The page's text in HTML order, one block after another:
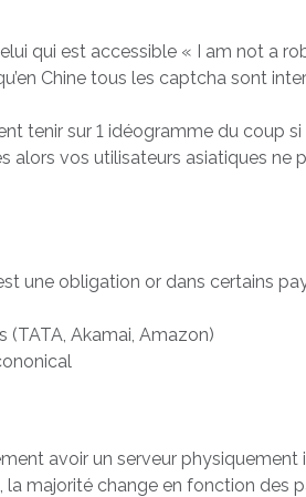
qui est accessible « I am not a
Chine tous les captcha sont
tenir sur 1 idéogramme du coup
alors vos utilisateurs asiatiques ne
une obligation or dans certains
(TATA, Akamai, Amazon)
avoir un serveur physiquement
majorité change en fonction des